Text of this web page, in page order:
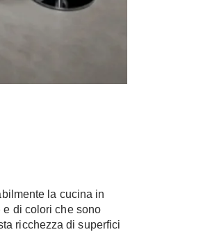
la cucina in
e di colori che sono
ricchezza di superfici